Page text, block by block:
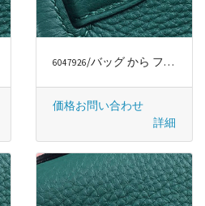
6047926/バッグ から ファッションラグジュアリー
価格お問い合わせ
詳細